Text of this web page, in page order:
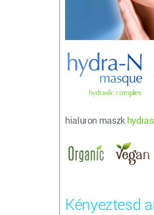
hialuron maszk
Kényeztesd